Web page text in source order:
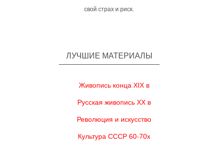
свой страх и риск.
ЛУЧШИЕ МАТЕРИАЛЫ
Живопись конца XIX в
Русская живопись XX в
Революция и искусство
Культура СССР 60-70х